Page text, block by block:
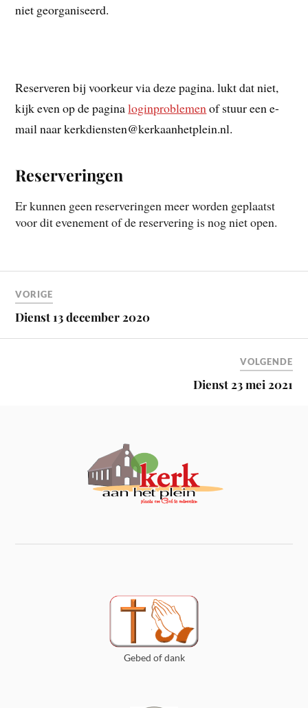
niet georganiseerd.
Reserveren bij voorkeur via deze pagina. lukt dat niet,
kijk even op de paginaloginproblemenof stuur een e-
mail naar kerkdiensten@kerkaanhetplein.nl.
Reserveringen
Er kunnen geen reserveringen meer worden geplaatst
voor dit evenement of de reservering is nog niet open.
VORIGE
Dienst 13 december 2020
VOLGENDE
Dienst 23 mei 2021
Gebed of dank